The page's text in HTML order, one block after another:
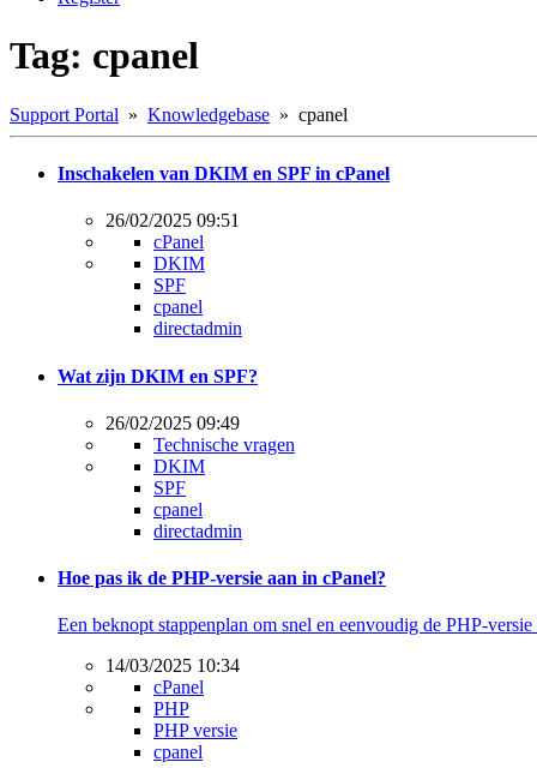
Tag: cpanel
Support Portal » Knowledgebase » cpanel
Inschakelen van DKIM en SPF in cPanel
26/02/2025 09:51
cPanel
DKIM
SPF
cpanel
directadmin
Wat zijn DKIM en SPF?
26/02/2025 09:49
Technische vragen
DKIM
SPF
cpanel
directadmin
Hoe pas ik de PHP-versie aan in cPanel?
Een beknopt stappenplan om snel en eenvoudig de PHP-
14/03/2025 10:34
cPanel
PHP
PHP versie
cpanel